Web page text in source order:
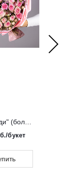
Букет "Леди" (большой)
/букет